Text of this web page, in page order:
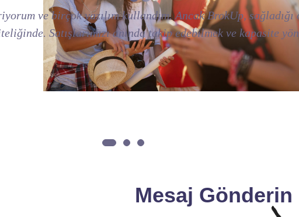
daha düzenli ve verimli hale getirdi. E-fatura
azalttı. Ayrıca müşteri memnuniyetini artırmak için
Mesaj Gönderin